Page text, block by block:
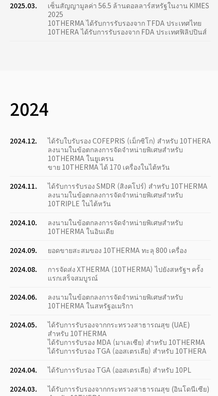
2025.03.
เซ็นสัญญามูลค่า 56.5 ล้านดอลลาร์สหรัฐในงาน KIMES
2025
10THERMA ได้รับการรับรองจาก TFDA ประเทศไทย
10THERA ได้รับการรับรองจาก FDA ประเทศฟิลิปปินส์
2024
2024.12.
ได้รับใบรับรอง COFEPRIS (เม็กซิโก) สำหรับ 10THERA
ลงนามในข้อตกลงการจัดจำหน่ายพิเศษสำหรับ
10THERMA ในยูเครน
ขาย 10THERMA ได้ 170 เครื่องในไต้หวัน
2024.11.
ได้รับการรับรอง SMDR (สิงคโปร์) สำหรับ 10THERMA
ลงนามในข้อตกลงการจัดจำหน่ายพิเศษสำหรับ
10TRIPLE ในไต้หวัน
2024.10.
ลงนามในข้อตกลงการจัดจำหน่ายพิเศษสำหรับ
10THERMA ในอินเดีย
2024.09.
ยอดขายสะสมของ 10THERMA ทะลุ 800 เครื่อง
2024.08.
การจัดส่ง XTHERMA (10THERMA) ไปยังสหรัฐฯ ครั้ง
แรกเสร็จสมบูรณ์
2024.06.
ลงนามในข้อตกลงการจัดจำหน่ายพิเศษสำหรับ
10THERMA ในสหรัฐอเมริกา
2024.05.
ได้รับการรับรองจากกระทรวงสาธารณสุข (UAE)
สำหรับ 10THERMA
ได้รับการรับรอง MDA (มาเลเซีย) สำหรับ 10THERMA
ได้รับการรับรอง TGA (ออสเตรเลีย) สำหรับ 10THERA
2024.04.
ได้รับการรับรอง TGA (ออสเตรเลีย) สำหรับ 10PL
2024.03.
ได้รับการรับรองจากกระทรวงสาธารณสุข (อินโดนีเซีย)